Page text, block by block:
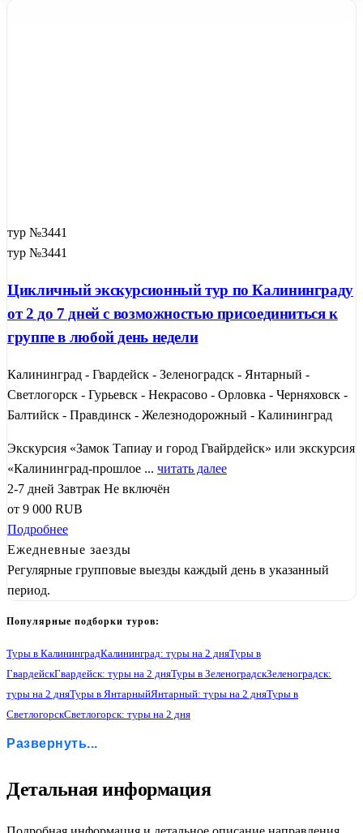
тур №3441
тур №3441
Цикличный экскурсионный тур по Калининграду
от 2 до 7 дней с возможностью присоединиться к
группе в любой день недели
Калининград - Гвардейск - Зеленоградск - Янтарный -
Светлогорск - Гурьевск - Некрасово - Орловка - Черняховск -
Балтийск - Правдинск - Железнодорожный - Калининград
Экскурсия «Замок Тапиау и город Гвайрдейск» или экскурсия
«Калининград-прошлое ... читать далее
2-7 дней Завтрак Не включён
от 9 000 RUB
Подробнее
Ежедневные заезды
Регулярные групповые выезды каждый день в указанный
период.
Популярные подборки туров:
Туры в КалининградКалининград: туры на 2 дняТуры в
ГвардейскГвардейск: туры на 2 дняТуры в ЗеленоградскЗеленоградск:
туры на 2 дняТуры в ЯнтарныйЯнтарный: туры на 2 дняТуры в
СветлогорскСветлогорск: туры на 2 дня
Некрасово: туры на 2 дня
Туры в Правдинск
Туры в ЖелезнодорожныйЖелезнодорожный: туры на 2 дня
Развернуть...
Детальная информация